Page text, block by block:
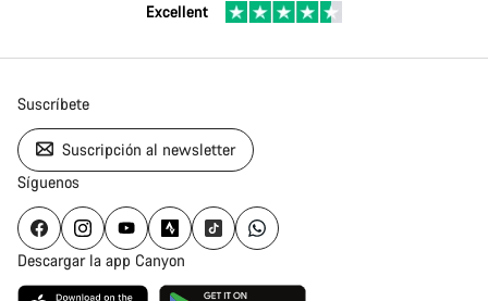
Excellent
Suscríbete
Suscripción al newsletter
Síguenos
Descargar la app Canyon